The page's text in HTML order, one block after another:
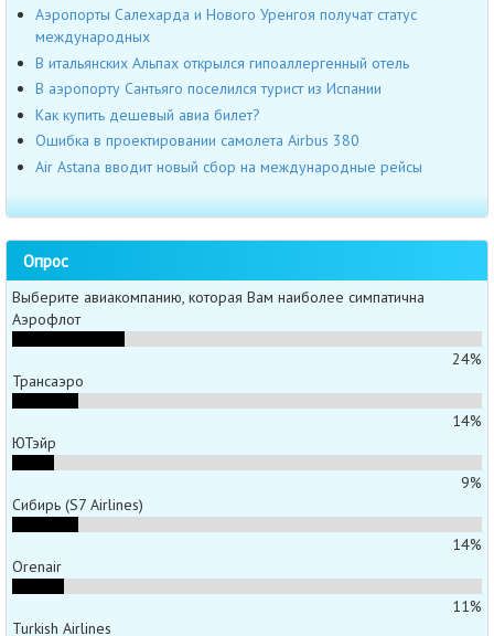
Аэропорты Салехарда и Нового Уренгоя получат статус
международных
В итальянских Альпах открылся гипоаллергенный отель
В аэропорту Сантьяго поселился турист из Испании
Как купить дешевый авиа билет?
Ошибка в проектировании самолета Airbus 380
Air Astana вводит новый сбор на международные рейсы
Опрос
Выберите авиакомпанию, которая Вам наиболее симпатична
Аэрофлот
24%
Трансаэро
14%
ЮТэйр
9%
Сибирь (S7 Airlines)
14%
Orenair
11%
Turkish Airlines